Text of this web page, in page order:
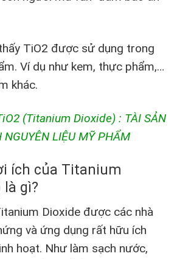
TiO2 được sử dụng trong
Ví dụ như kem, thực phẩm,…
khác.
(Titanium Dioxide) : TÀI SẢN
NGUYÊN LIỆU MỸ PHẨM
ích của Titanium
là gì?
Dioxide được các nhà
và ứng dụng rất hữu ích
hoạt. Như làm sạch nước,